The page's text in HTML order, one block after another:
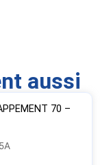
aussi
70 –